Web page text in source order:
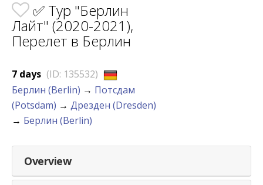
✅ Тур "Берлин
Лайт" (2020-2021),
Перелет в Берлин
7 days (ID: 135532)
Берлин (Berlin) → Потсдам
(Potsdam) → Дрезден (Dresden)
→ Берлин (Berlin)
Overview